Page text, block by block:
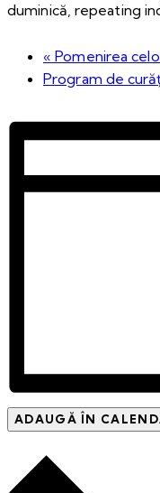
duminică, repeating
« Pomenirea
Program de
ADAUGĂ ÎN